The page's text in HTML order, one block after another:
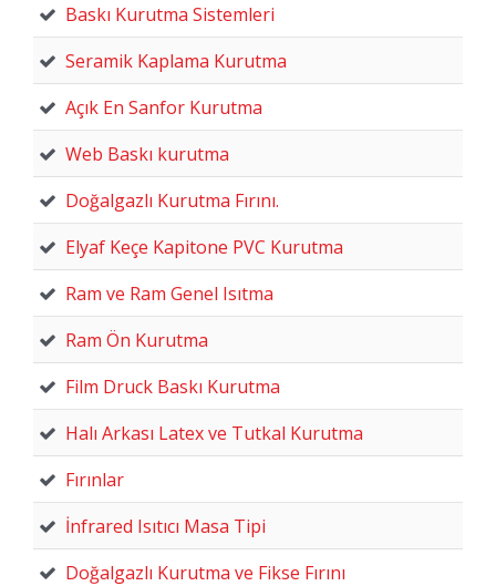
Baskı Kurutma Sistemleri
Seramik Kaplama Kurutma
Açık En Sanfor Kurutma
Web Baskı kurutma
Doğalgazlı Kurutma Fırını.
Elyaf Keçe Kapitone PVC Kurutma
Ram ve Ram Genel Isıtma
Ram Ön Kurutma
Film Druck Baskı Kurutma
Halı Arkası Latex ve Tutkal Kurutma
Fırınlar
İnfrared Isıtıcı Masa Tipi
Doğalgazlı Kurutma ve Fikse Fırını